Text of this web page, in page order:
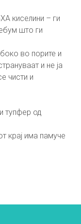
киселини – ги
што ги
во порите и
и не ја
чисти и
тупфер од
крај има памуче